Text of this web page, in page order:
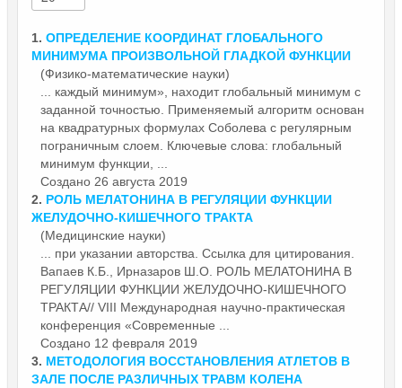
1. ОПРЕДЕЛЕНИЕ КООРДИНАТ ГЛОБАЛЬНОГО
МИНИМУМА ПРОИЗВОЛЬНОЙ ГЛАДКОЙ ФУНКЦИИ
(Физико-математические науки)
... каждый минимум», находит глобальный минимум с
заданной точностью. Применяемый алгоритм основан
на квадратурных формулах Соболева с регулярным
пограничным слоем. Ключевые слова: глобальный
минимум функции
Создано 26 августа 2019
2. РОЛЬ МЕЛАТОНИНА В РЕГУЛЯЦИИ ФУНКЦИИ
ЖЕЛУДОЧНО-КИШЕЧНОГО ТРАКТА
(Медицинские науки)
... при указании авторства. Ссылка для цитирования.
Вапаев К.Б., Ирназаров Ш.О. РОЛЬ МЕЛАТОНИНА В
РЕГУЛЯЦИИ ФУНКЦИИ ЖЕЛУДОЧНО-КИШЕЧНОГО
ТРАКТА// VIII Международная научно-практическая
конференция «Современные ...
Создано 12 февраля 2019
3. МЕТОДОЛОГИЯ ВОССТАНОВЛЕНИЯ АТЛЕТОВ В
ЗАЛЕ ПОСЛЕ РАЗЛИЧНЫХ ТРАВМ КОЛЕНА